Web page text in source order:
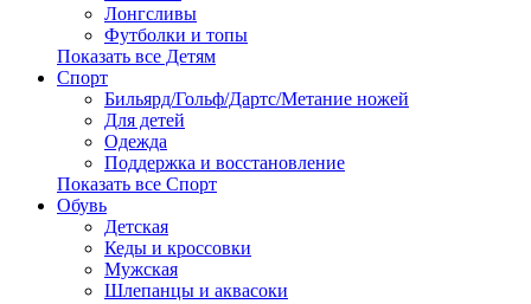
Лонгсливы
Футболки и топы
Показать все Детям
Спорт
Бильярд/Гольф/Дартс/Метание ножей
Для детей
Одежда
Поддержка и восстановление
Показать все Спорт
Обувь
Детская
Кеды и кроссовки
Мужская
Шлепанцы и аквасоки